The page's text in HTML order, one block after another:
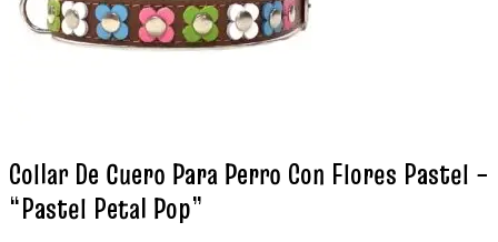
Collar De Cuero Para Perro Con Flores Pastel –
“Pastel Petal Pop”